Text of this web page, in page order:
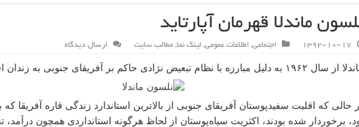
ماندلا قهرمان آپارتاید
1392-10-17 اجتماعی, اطلاعات عمومی, لینک نما, مطالب سایت ارسال دیدگاه
۱۹۶۲ به دلیل مبارزه با نظام تبعیض نژادی حاکم بر آفریقای جنوبی به زندان افتاد و تا سال ۱۹۹۰ در زندان بود.
حالی که اقلیت سفیدپوستان آفریقای جنوبی از بالاترین استاندارد زندگی قاره
برخوردار شده بودند، اکثریت سیاه‌پوستان از لحاظ هرگونه استانداردی همچون